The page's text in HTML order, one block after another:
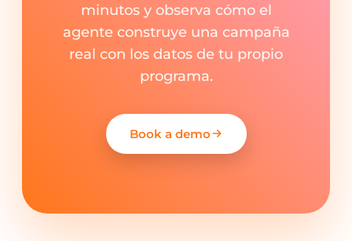
minutos y observa cómo el
agente construye una campaña
real con los datos de tu propio
programa.
Book a demo